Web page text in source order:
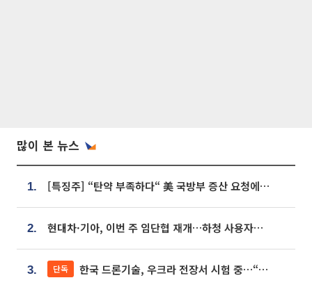
많이 본 뉴스
1. [특징주] “탄약 부족하다“ 美 국방부 증산 요청에⋯국내 방산주 급등세
2. 현대차·기아, 이번 주 임단협 재개…하청 사용자성 재심도 ‘변수’
3. 단독 한국 드론기술, 우크라 전장서 시험 중…“스타트업 여러 곳 참여”